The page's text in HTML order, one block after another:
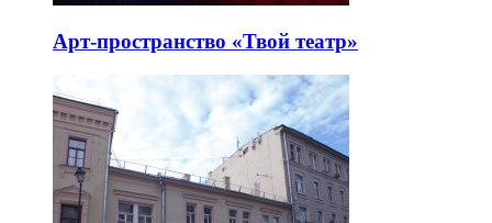
Арт-пространство «Твой театр»